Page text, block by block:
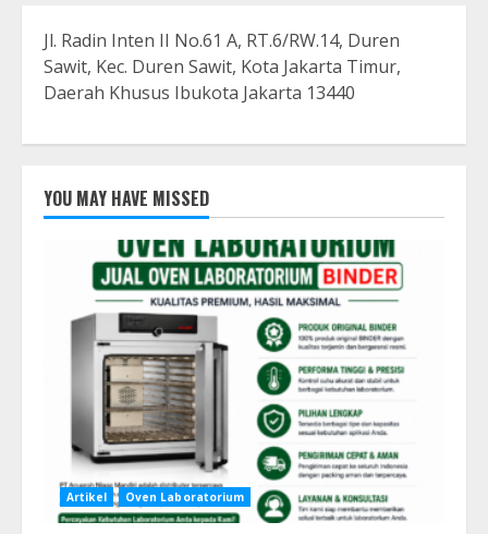
Jl. Radin Inten II No.61 A, RT.6/RW.14, Duren
Sawit, Kec. Duren Sawit, Kota Jakarta Timur,
Daerah Khusus Ibukota Jakarta 13440
YOU MAY HAVE MISSED
Artikel Oven Laboratorium